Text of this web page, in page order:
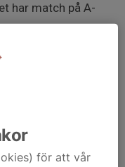
har match på A-
för att vår